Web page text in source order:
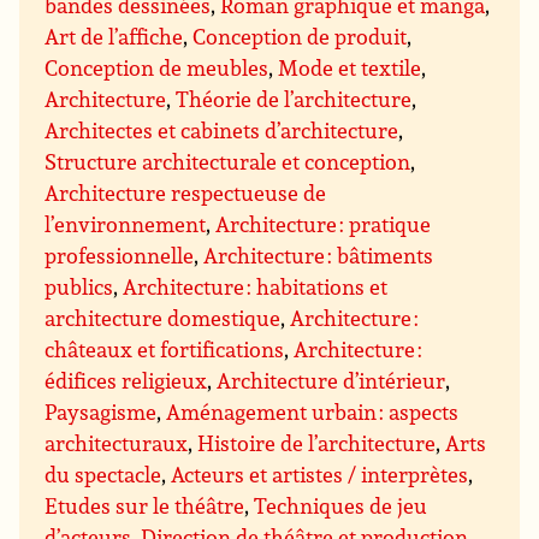
Art de l’affiche,Conception de produit,
Conception de meubles,Mode et textile,
Architecture,Théorie de l’architecture,
Architectes et cabinets d’architecture,
Structure architecturale et conception,
Architecture respectueuse de
l’environnement,Architecture : pratique
professionnelle,Architecture : bâtiments
publics,Architecture : habitations et
architecture domestique,Architecture :
châteaux et fortifications,Architecture :
édifices religieux,Architecture d’intérieur,
Paysagisme,Aménagement urbain : aspects
architecturaux,Histoire de l’architecture,Arts
du spectacle,Acteurs et artistes / interprètes,
Etudes sur le théâtre,Techniques de jeu